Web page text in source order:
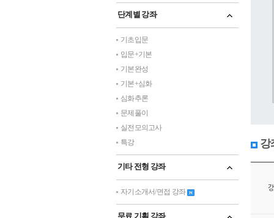
단계별 강좌
기초입문
입문+기본
기본완성
기본+심화
심화추론
문제풀이
실전모의고사
특강
기타 전형 강좌
자기소개서/면접 강좌
무료 기획 강좌
강